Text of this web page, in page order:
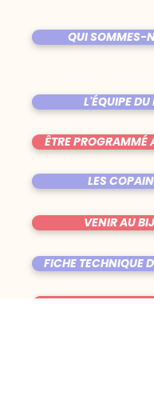
QUI SOMMES-
L'ÉQUIPE DU
ÊTRE PROGRAMMÉ
LES
VENIR AU
FICHE TECHNIQUE
TRUCS